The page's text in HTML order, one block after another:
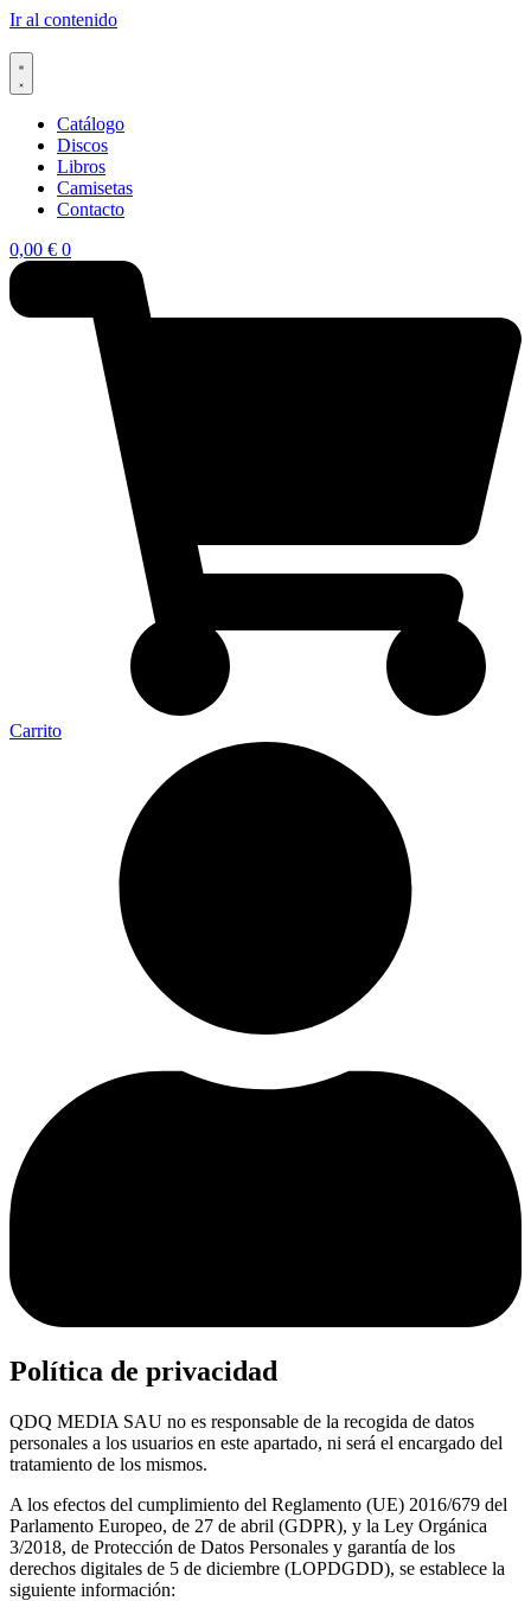
Ir al contenido
Catálogo
Discos
Libros
Camisetas
Contacto
0,00 € 0
Carrito
Política de privacidad
QDQ MEDIA SAU no es responsable de la recogida de datos
personales a los usuarios en este apartado, ni será el encargado del
tratamiento de los mismos.
A los efectos del cumplimiento del Reglamento (UE) 2016/679 del
Parlamento Europeo, de 27 de abril (GDPR), y la Ley Orgánica
3/2018, de Protección de Datos Personales y garantía de los
derechos digitales de 5 de diciembre (LOPDGDD), se establece la
siguiente información: